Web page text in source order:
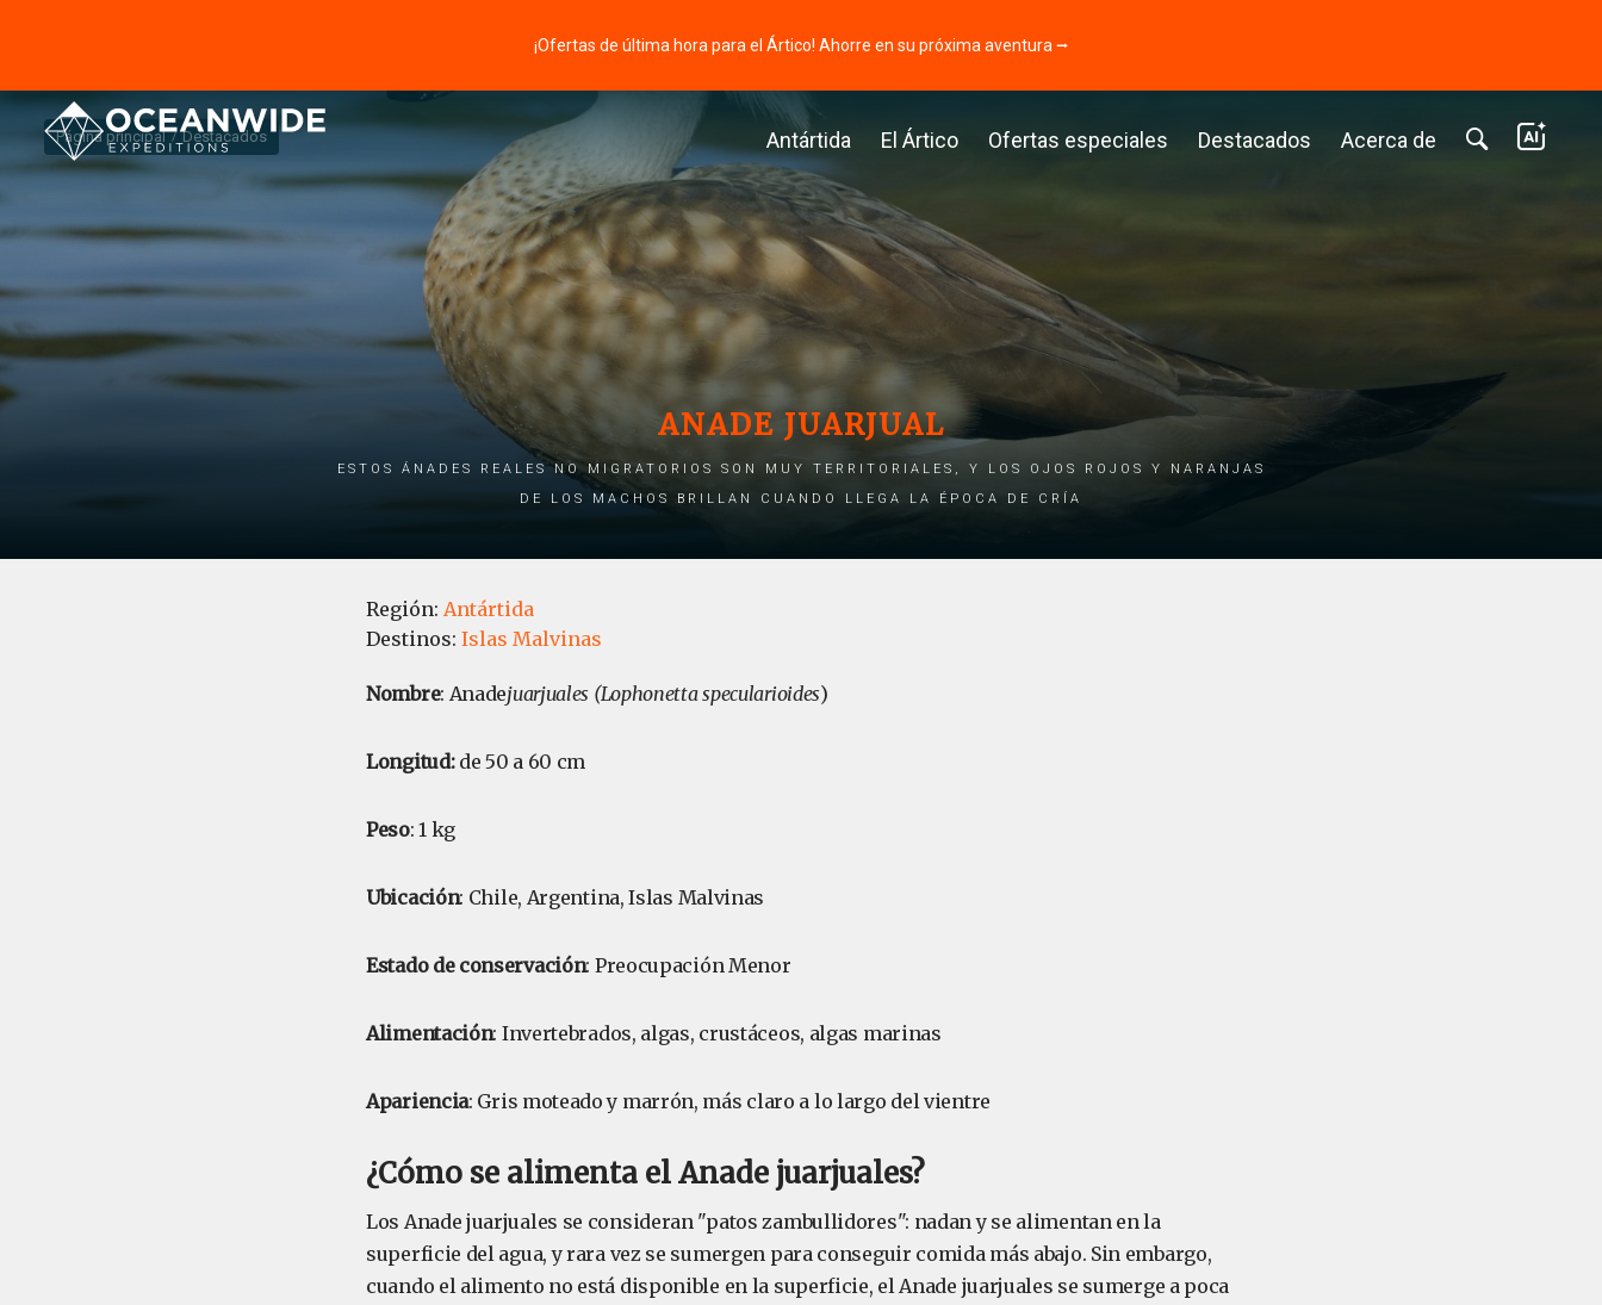
¡Ofertas de última hora para el Ártico! Ahorre en su próxima aventura ⭢
Antártida El Ártico Ofertas especiales Destacados Acerca de
Página principal Destacados
ANADE JUARJUAL
ESTOS ÁNADES REALES NO MIGRATORIOS SON MUY TERRITORIALES, Y LOS OJOS ROJOS Y NARANJAS
DE LOS MACHOS BRILLAN CUANDO LLEGA LA ÉPOCA DE CRÍA
Región: Antártida
Destinos: Islas Malvinas
Nombre: Anadejuarjuales (Lophonetta specularioides)
Longitud:de 50 a 60 cm
Peso: 1 kg
Ubicación: Chile, Argentina, Islas Malvinas
Estado de conservación: Preocupación Menor
Alimentación: Invertebrados, algas, crustáceos, algas marinas
Apariencia: Gris moteado y marrón, más claro a lo largo del vientre
¿Cómo se alimenta el Anade juarjuales?
Los Anade juarjuales se consideran "patos zambullidores": nadan y se alimentan en la
superficie del agua, y rara vez se sumergen para conseguir comida más abajo. Sin embargo,
cuando el alimento no está disponible en la superficie, el Anade juarjuales se sumerge a poca